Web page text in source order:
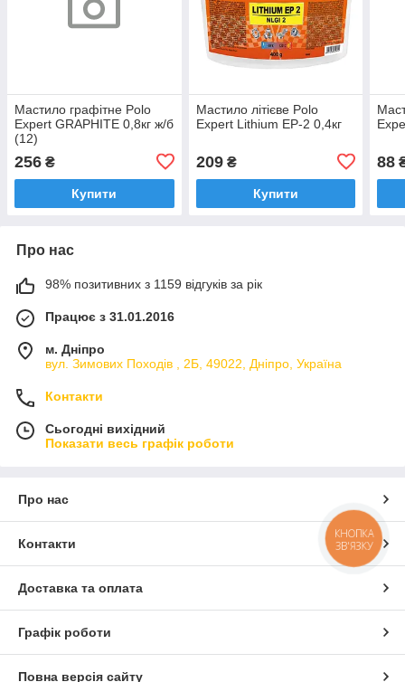
Мастило графітне Polo
Expert GRAPHITE 0,8кг ж/б
(12)
256 ₴
Купити
Мастило літієве Polo
Expert Lithium EP-2 0,4кг
209₴
Купити
88
Про нас
98% позитивних з 1159 відгуків за рік
Працює з 31.01.2016
м. Дніпро
вул. Зимових Походiв , 2Б, 49022, Дніпро, Україна
Контакти
Сьогодні вихідний
Показати весь графік роботи
Про нас
Контакти
Доставка та оплата
Графік роботи
Повна версія сайту
КНОПКА
ЗВ'ЯЗКУ